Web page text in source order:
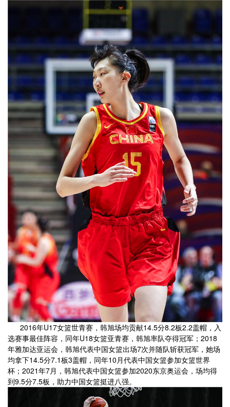
2016年U17女篮世青赛，韩旭场均贡献14.5分8.2板2.2盖帽，入
选赛事最佳阵容，同年U18女篮亚青赛，韩旭率队夺得冠军；2018
年雅加达亚运会，韩旭代表中国女篮出场7次并随队斩获冠军，她场
均拿下14.5分7.1板3盖帽，同年10月代表中国女篮参加女篮世界
杯；2021年7月，韩旭代表中国女篮参加2020东京奥运会，场均得
到9.5分7.5板，助力中国女篮挺进八强。